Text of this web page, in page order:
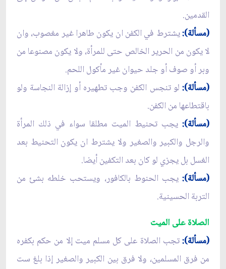
القدمين.
(مسألة):يشترط في الكفن ان يكون طاهرا غير مغصوب، وان
لا يكون من الحرير الخالص حتى للمرأة، ولا يكون مصنوعا من
وبر أو صوف أو جلد حيوان غير مأكول اللحم.
(مسألة):لو تنجس الكفن وجب تطهيره أو إزالة النجاسة ولو
باقتطاعها من الكفن.
(مسألة):يجب تحنيط الميت مطلقا سواء في ذلك المرأة
والرجل والكبير والصغير ولا يشترط ان يكون التحنيط بعد
الغسل بل يجزي لو كان بعد التكفين أيضا.
(مسألة):يجب الحنوط بالكافور، ويستحب خلطه بشئ من
التربة الحسينية.
الصلاة على الميت
(مسألة):تجب الصلاة على كل مسلم ميت إلا من حكم بكفره
من فرق المسلمين، ولا فرق بين الكبير والصغير إذا بلغ ست